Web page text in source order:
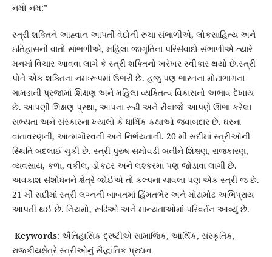
નમો નમ:”
સ્ત્રી શક્તિને આહ્વાન આપતી વેદોની રુચા સંભાળીએ, લોકસાહિત્ય અને
ઇતિહાસની વાતો સાંભળીએ, મહિલા જાગૃતિના પરિસંવાદો સંભાળીએ ત્યારે
મનમાં વિચાર આવવા લાગે કે સ્ત્રી શક્તિનો ખરેખર સ્વીકાર થયો છે.સ્ત્રી
પોતે એક શક્તિના નમઃરૂપમાં ઉભરી છે. હજુ પણ ભારતના મોટાભાગના
ગામડાની પ્રજામાં શિક્ષણ અને મહિલા વ્યક્તિત્વ વિકાસનો અભાવ દેખાય
છે. આપણી શિક્ષણ પ્રથા, આપના રૂઢી અને રીવાજો આપણે ઊભા કરેલા
સભ્યતા અને સંસ્કારના ખ્યાલો કે ધાર્મિક કથાઓ જવાબદાર છે. ઘરના
વાતાવરણની, આત્મગૌરવની અને નિર્ભયતાની. 20 મી સદીમાં સ્ત્રીઓની
સ્થિતિ બદલાઈ ચુકી છે. સ્ત્રી પુરુષ સમોવડી બનીને શિક્ષણ, રાજકારણ,
વ્યવસાય, કળા, વકીલ, ડોકટર અને લશ્કરમાં પણ જોડાવા લાગી છે.
અવકાશ સંશોધનને ક્ષેત્રે જોઈએ તો કલ્પના ચાવલા પણ એક સ્ત્રી જ છે.
21 મી સદીમાં સ્ત્રી લગ્નની બાબતમાં હિંમતભેર અને મોઢામોઢ અભિપ્રાય
આપતી થઈ છે. નિયમો, રૂઢિઓ અને માન્યતાઓમાં પરિવર્તન આવ્યું છે.
Keywords: ઐતિહાસિક દ્રષ્ટીએ સામાજિક, આર્થિક, સંસ્કૃતિક,
રાજકીયક્ષેત્રે સ્ત્રીઓનું સૈદ્ધાંતિક પ્રદાન